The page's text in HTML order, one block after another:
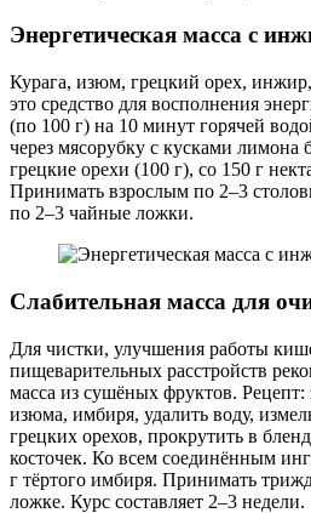
Энергетическая масса с
Курага, изюм, грецкий орех,
это средство для восполнения
(по 100 г) на 10 минут горячей
через мясорубку с кусками лимона
грецкие орехи (100 г), со 150 г
Принимать взрослым по 2–3
по 2–3 чайные ложки.
Слабительная масса для
Для чистки, улучшения работы
пищеварительных расстройств
масса из сушёных фруктов.
изюма, имбиря, удалить воду,
грецких орехов, прокрутить в
косточек. Ко всем соединённым
г тёртого имбиря. Принимать
ложке. Курс составляет 2–3 недели.